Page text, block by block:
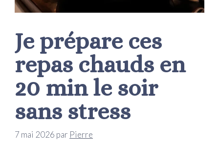
Je prépare ces
repas chauds en
20 min le soir
sans stress
7 mai 2026 par Pierre